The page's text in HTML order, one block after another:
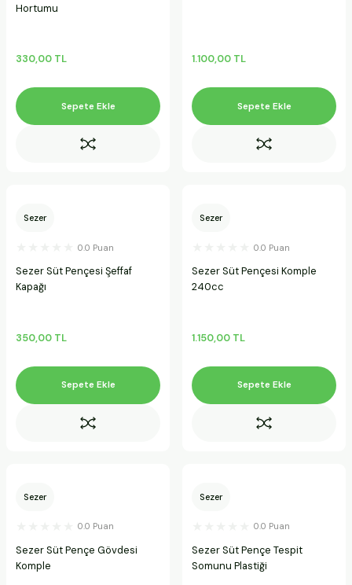
Hortumu
330,00 TL
Sepete Ekle
1.100,00 TL
Sepete Ekle
Sezer
0.0 Puan
Sezer Süt Pençesi Şeffaf
Kapağı
350,00 TL
Sepete Ekle
Sezer
0.0 Puan
Sezer Süt Pençesi Komple
240cc
1.150,00 TL
Sepete Ekle
Sezer
0.0 Puan
Sezer Süt Pençe Gövdesi
Komple
Sezer
0.0 Puan
Sezer Süt Pençe Tespit
Somunu Plastiği